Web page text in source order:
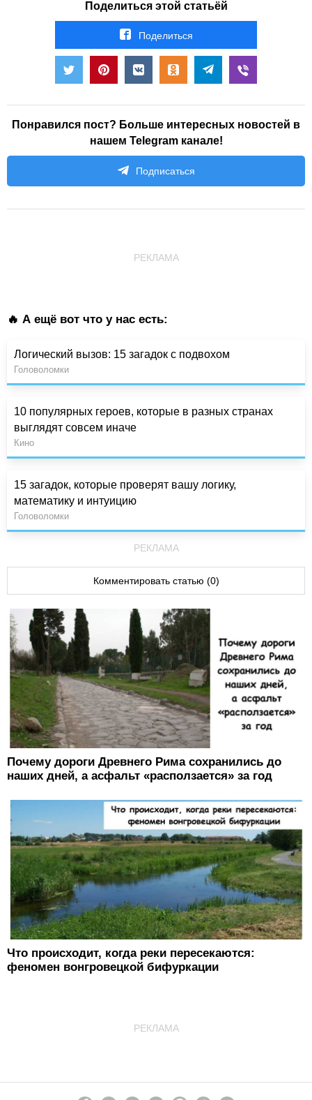
Поделиться этой статьёй
Поделиться
Понравился пост? Больше интересных новостей в
нашем Telegram канале!
Подписаться
РЕКЛАМА
🔥 А ещё вот что у нас есть:
Логический вызов: 15 загадок с подвохом
Головоломки
10 популярных героев, которые в разных странах
выглядят совсем иначе
Кино
15 загадок, которые проверят вашу логику,
математику и интуицию
Головоломки
РЕКЛАМА
Комментировать статью (0)
Почему дороги Древнего Рима сохранились до
наших дней, а асфальт «расползается» за год
Что происходит, когда реки пересекаются:
феномен вонгровецкой бифуркации
РЕКЛАМА